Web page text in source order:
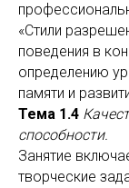
«Стили
поведения в
определению
памяти и
Тема 1.4
способности.
Занятие
творческие